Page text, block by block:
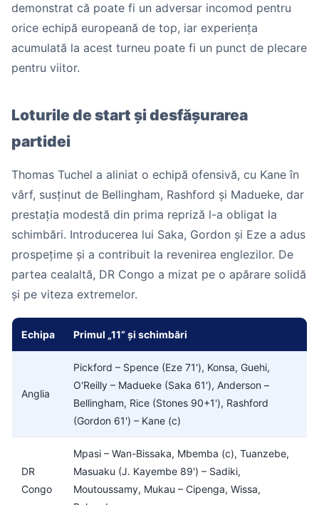
demonstrat că poate fi un adversar incomod pentru
orice echipă europeană de top, iar experiența
acumulată la acest turneu poate fi un punct de plecare
pentru viitor.
Loturile de start și desfășurarea
partidei
Thomas Tuchel a aliniat o echipă ofensivă, cu Kane în
vârf, susținut de Bellingham, Rashford și Madueke, dar
prestația modestă din prima repriză l-a obligat la
schimbări. Introducerea lui Saka, Gordon și Eze a adus
prospețime și a contribuit la revenirea englezilor. De
partea cealaltă, DR Congo a mizat pe o apărare solidă
și pe viteza extremelor.
Echipa Primul „11” și schimbări
Anglia
Pickford – Spence (Eze 71'), Konsa, Guehi,
O'Reilly – Madueke (Saka 61'), Anderson –
Bellingham, Rice (Stones 90+1'), Rashford
(Gordon 61') – Kane (c)
DR
Congo
Mpasi – Wan-Bissaka, Mbemba (c), Tuanzebe,
Masuaku (J. Kayembe 89') – Sadiki,
Moutoussamy, Mukau – Cipenga, Wissa,